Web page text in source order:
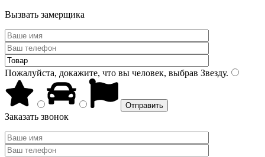
Вызвать замерщика
Пожалуйста, докажите, что вы человек, выбрав Звезду.
Заказать звонок